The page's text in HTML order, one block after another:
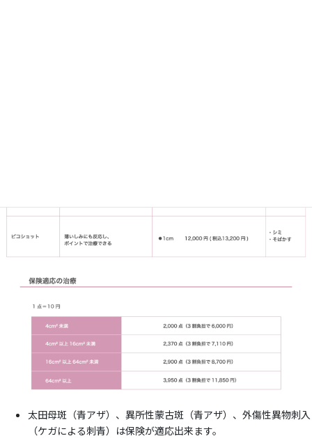
太田母斑（青アザ）、異所性蒙古斑（青アザ）、外傷性異物刺入
（ケガによる刺青）は保険が適応出来ます。